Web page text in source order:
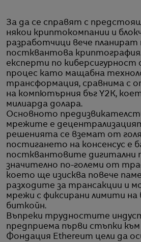
За да се справят с
някои криптокомпании и
разработчици вече планират
постквантова
експерти по
процес като мащабна
трансформация, сравнима с
на компютърния бъг Y2K,
милиарда долара.
Основното
мрежите е
решенията се вземат от
постигането на консенсус е
постквантовите дигитални
значително по-големи от
което ще изисква повече
разходите за трансакции и
мрежи с фиксирани лимити
биткойн.
Въпреки трудностите
предприема първи стъпки
Фондация Ethereum цели да